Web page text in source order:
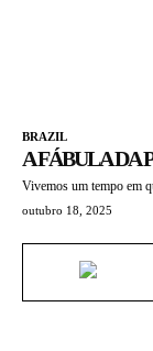
BRAZIL
A FÁBULA DA
Vivemos um tempo em
outubro 18, 2025